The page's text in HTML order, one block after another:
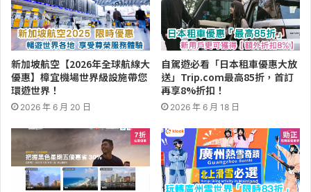
新加坡航空【2026年全球航線大
優惠】樟宜機場世界級設施帶您
環遊世界！
2026 年 6 月 20 日
自駕遊必看「日本租車優惠大放
送」Trip.com最高85折，首訂
再享8%折扣！
2026 年 6 月 18 日